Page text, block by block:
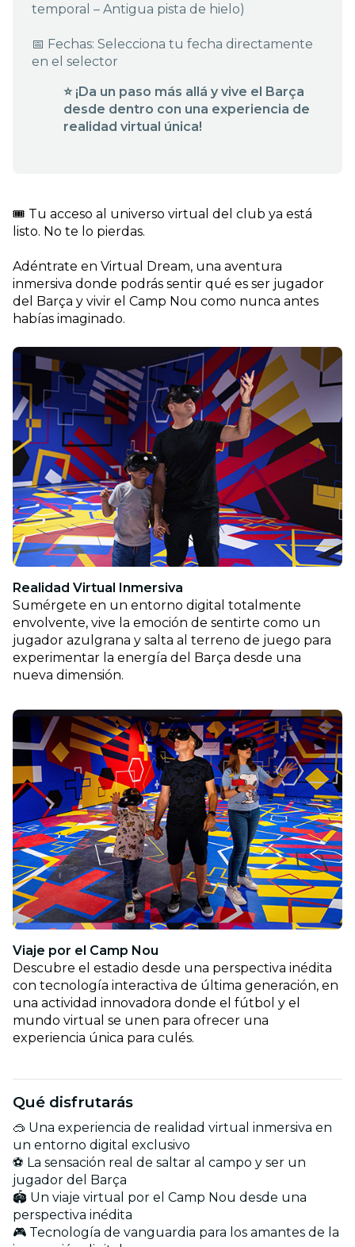
temporal – Antigua pista de hielo)
📅 Fechas: Selecciona tu fecha directamente
en el selector
⭐ ¡Da un paso más allá y vive el Barça
desde dentro con una experiencia de
realidad virtual única!
🎟️ Tu acceso al universo virtual del club ya está
listo. No te lo pierdas.
Adéntrate en Virtual Dream, una aventura
inmersiva donde podrás sentir qué es ser jugador
del Barça y vivir el Camp Nou como nunca antes
habías imaginado.
Realidad Virtual Inmersiva
Sumérgete en un entorno digital totalmente
envolvente, vive la emoción de sentirte como un
jugador azulgrana y salta al terreno de juego para
experimentar la energía del Barça desde una
nueva dimensión.
Viaje por el Camp Nou
Descubre el estadio desde una perspectiva inédita
con tecnología interactiva de última generación, en
una actividad innovadora donde el fútbol y el
mundo virtual se unen para ofrecer una
experiencia única para culés.
Qué disfrutarás
🥽 Una experiencia de realidad virtual inmersiva en
un entorno digital exclusivo
⚽ La sensación real de saltar al campo y ser un
jugador del Barça
🏟️ Un viaje virtual por el Camp Nou desde una
perspectiva inédita
🎮 Tecnología de vanguardia para los amantes de la